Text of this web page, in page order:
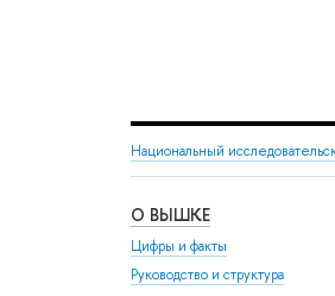
Национальный
О ВЫШКЕ
Цифры и факты
Руководство и структура